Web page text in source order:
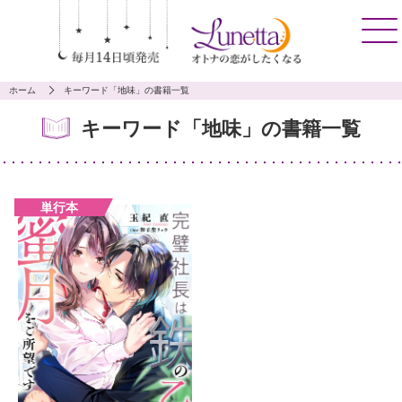
ホーム キーワード「地味」の書籍一覧
キーワード「地味」の書籍一覧